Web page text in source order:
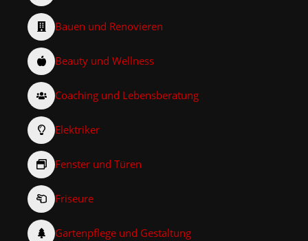
Bauen und Renovieren
Beauty und Wellness
Coaching und Lebensberatung
Elektriker
Fenster und Türen
Friseure
Gartenpflege und Gestaltung